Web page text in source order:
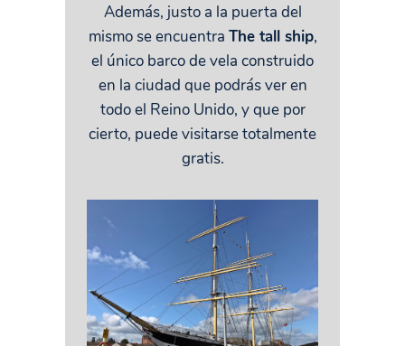
Además, justo a la puerta del
mismo se encuentra The tall ship,
el único barco de vela construido
en la ciudad que podrás ver en
todo el Reino Unido, y que por
cierto, puede visitarse totalmente
gratis.